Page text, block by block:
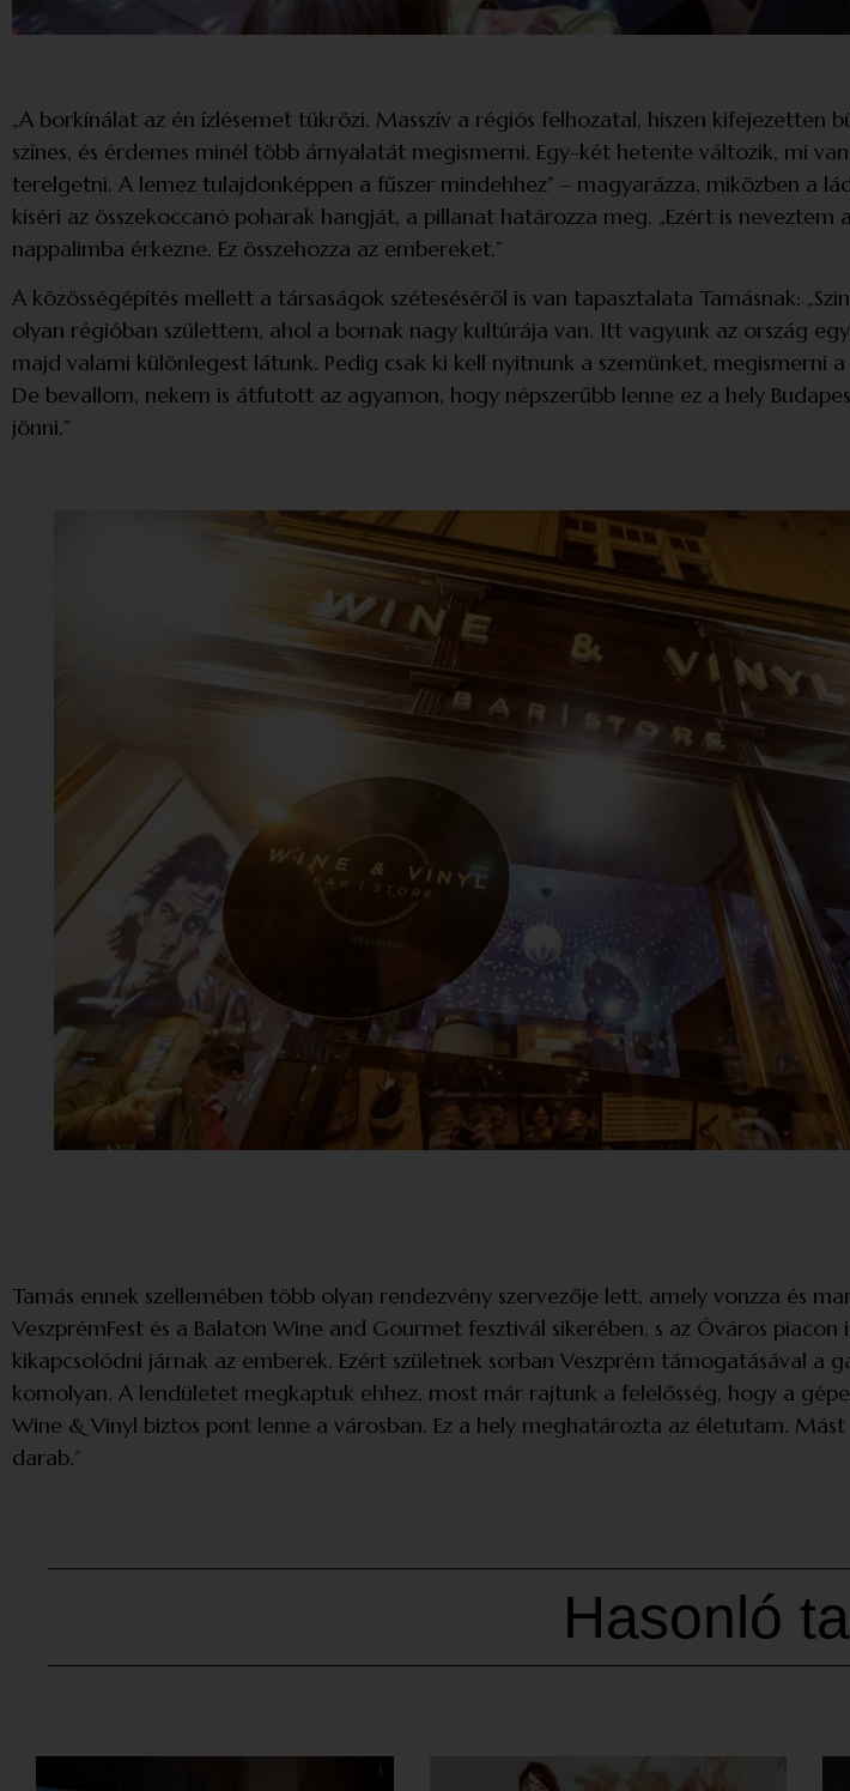
„A borkínálat az én ízlésemet tükrözi. Masszív a régiós felhozatal, hiszen
színes, és érdemes minél több árnyalatát megismerni. Egy-két hetente változik, mi
terelgetni. A lemez tulajdonképpen a fűszer mindehhez” – magyarázza, miközben a
kíséri az összekoccanó poharak hangját, a pillanat határozza meg. „Ezért is
nappalimba érkezne. Ez összehozza az embereket.”
A közösségépítés mellett a társaságok széteséséről is van tapasztalata Tamásnak:
olyan régióban születtem, ahol a bornak nagy kultúrája van. Itt vagyunk az ország
majd valami különlegest látunk. Pedig csak ki kell nyitnunk a szemünket, megismerni
De bevallom, nekem is átfutott az agyamon, hogy népszerűbb lenne ez a hely
jönni.”
Tamás ennek szellemében több olyan rendezvény szervezője lett, amely vonzza és
VeszprémFest és a Balaton Wine and Gourmet fesztivál sikerében, s az Óváros
kikapcsolódni járnak az emberek. Ezért születnek sorban Veszprém támogatásával a
komolyan. A lendületet megkaptuk ehhez, most már rajtunk a felelősség, hogy a
Wine & Vinyl biztos pont lenne a városban. Ez a hely meghatározta az életutam.
darab.”
Hasonló